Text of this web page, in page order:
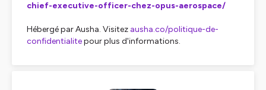
chief-executive-officer-chez-opus-aerospace/
Hébergé par Ausha. Visitez ausha.co/politique-de-
confidentialitepour plus d'informations.